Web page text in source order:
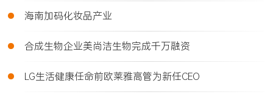
• 海南加码化妆品产业
• 合成生物企业美尚洁生物完成千万融资
• LG生活健康任命前欧莱雅高管为新任CEO